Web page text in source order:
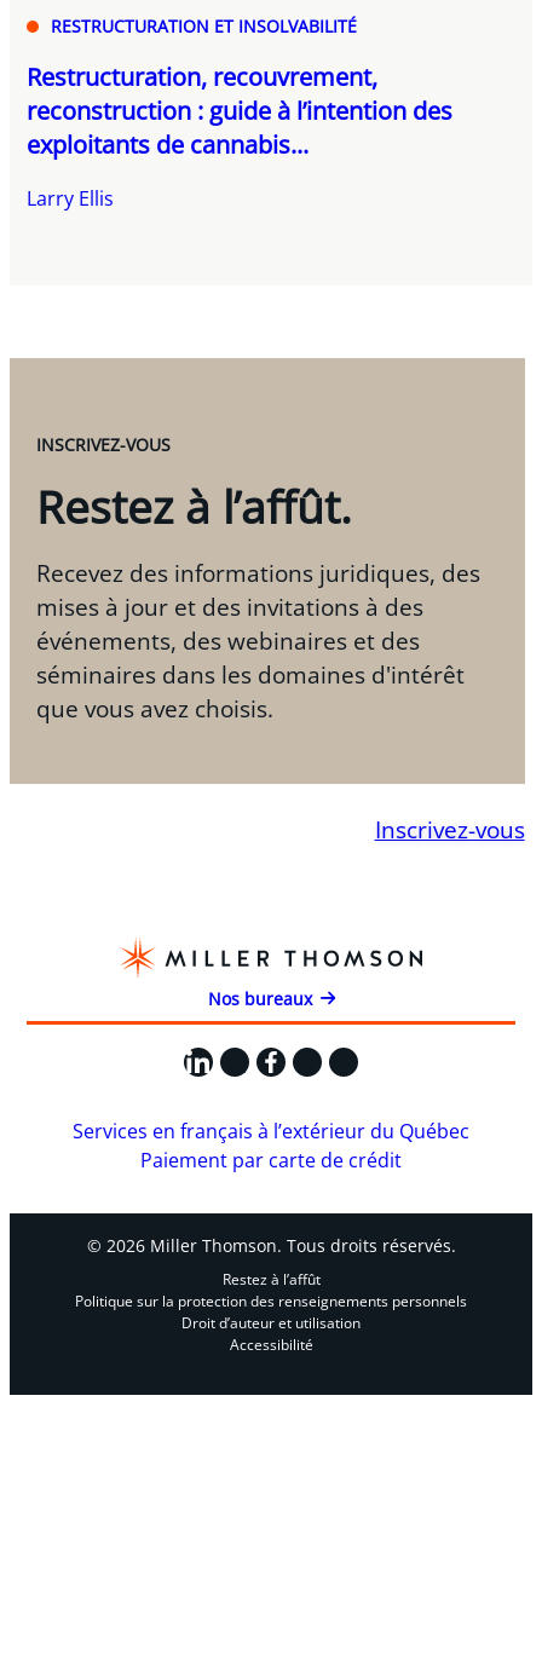
RESTRUCTURATION ET INSOLVABILITÉ
Restructuration, recouvrement,
reconstruction : guide à l’intention des
exploitants de cannabis...
Larry Ellis
INSCRIVEZ-VOUS
Restez à l’affût.
Recevez des informations juridiques, des
mises à jour et des invitations à des
événements, des webinaires et des
séminaires dans les domaines d'intérêt
que vous avez choisis.
Inscrivez-vous
Nos bureaux
LinkedIn
X Facebook
Instagram
YouTube
Services en français à l’extérieur du Québec
Paiement par carte de crédit
© 2026 Miller Thomson. Tous droits réservés.
Restez à l’affût
Politique sur la protection des renseignements personnels
Droit d’auteur et utilisation
Accessibilité